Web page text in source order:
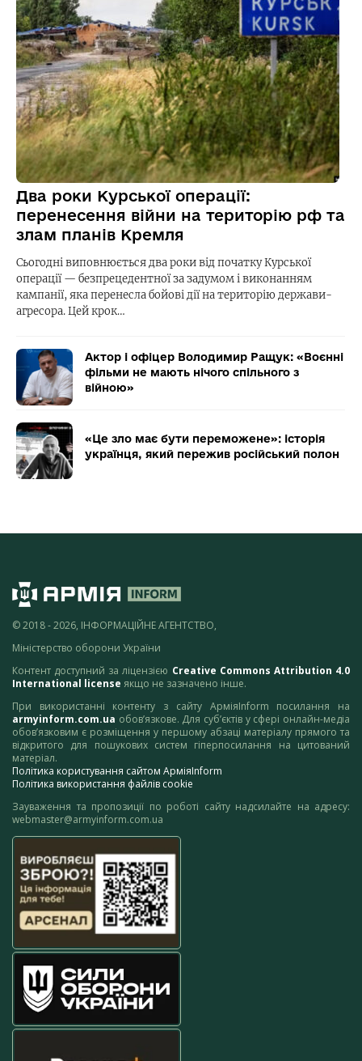
Два роки Курської операції:
перенесення війни на територію рф та
злам планів Кремля
Сьогодні виповнюється два роки від початку Курської
операції — безпрецедентної за задумом і виконанням
кампанії, яка перенесла бойові дії на територію держави-
агресора. Цей крок…
Актор і офіцер Володимир Ращук: «Воєнні
фільми не мають нічого спільного з
війною»
«Це зло має бути переможене»: історія
українця, який пережив російський полон
© 2018 - 2026, ІНФОРМАЦІЙНЕ АГЕНТСТВО,
Міністерство оборони України
Контент доступний за ліцензією Creative Commons Attribution 4.0
International license якщо не зазначено інше.
При використанні контенту з сайту АрміяInform посилання на
armyinform.com.ua обов’язкове. Для суб’єктів у сфері онлайн-медіа
обов’язковим є розміщення у першому абзаці матеріалу прямого та
відкритого для пошукових систем гіперпосилання на цитований
матеріал.
Політика користування сайтом АрміяInform
Політика використання файлів cookie
Зауваження та пропозиції по роботі сайту надсилайте на адресу:
webmaster@armyinform.com.ua